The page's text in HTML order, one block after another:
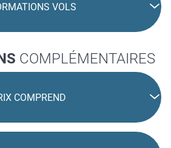
VOLS
COMPLÉMENTAIRES
COMPREND